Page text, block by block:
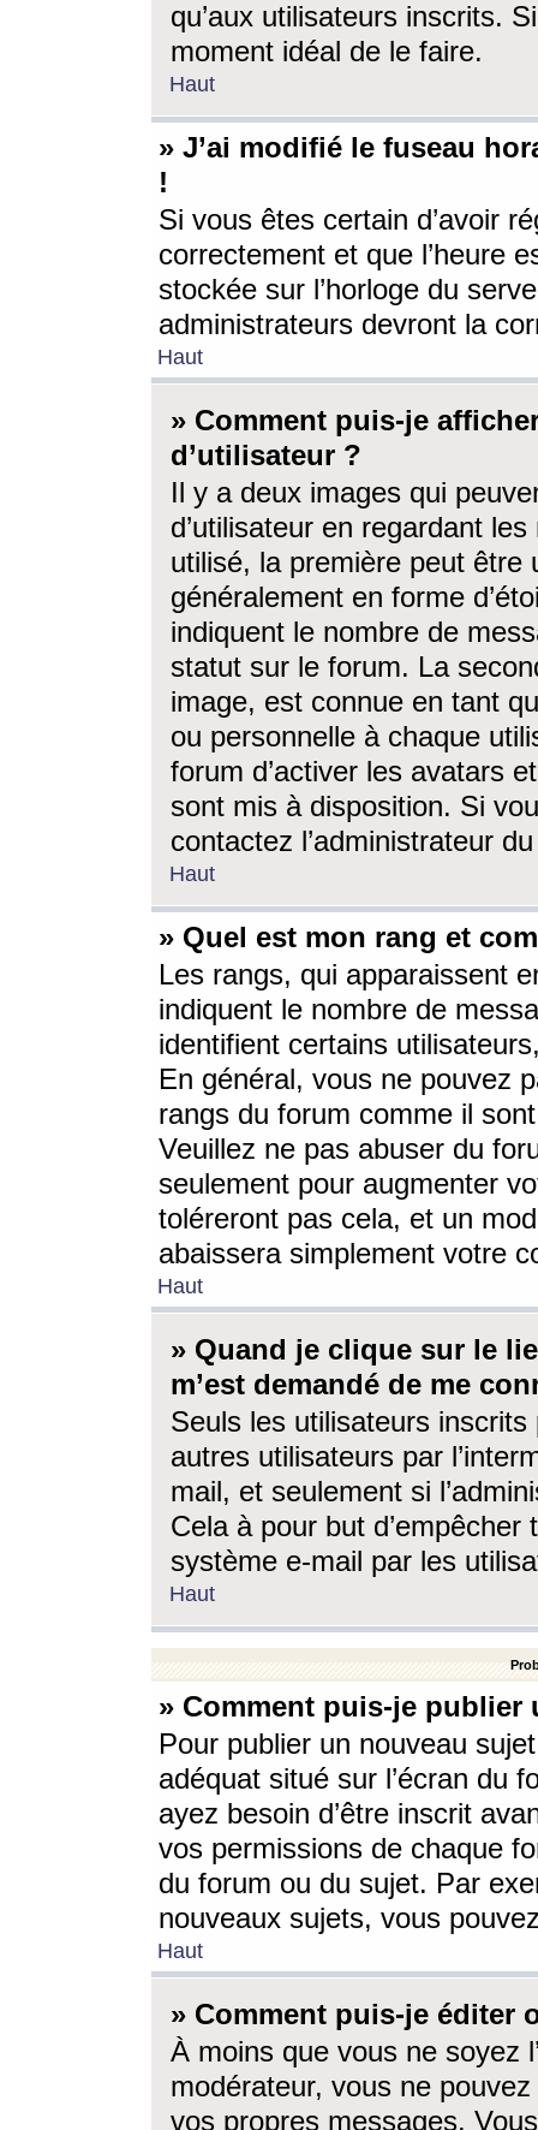
qu’aux utilisateurs inscrits.
moment idéal de le faire.
Haut
» J’ai modifié le fuseau
!
Si vous êtes certain d’avoir
correctement et que l’heure
stockée sur l’horloge du
administrateurs devront la
Haut
» Comment puis-je
d’utilisateur ?
Il y a deux images qui
d’utilisateur en regardant
utilisé, la première peut être
généralement en forme
indiquent le nombre de
statut sur le forum. La
image, est connue en tant
ou personnelle à chaque
forum d’activer les avatars
sont mis à disposition. Si
contactez l’administrateur
Haut
» Quel est mon rang et
Les rangs, qui apparaissent
indiquent le nombre de
identifient certains
En général, vous ne pouvez
rangs du forum comme il
Veuillez ne pas abuser du
seulement pour augmenter
toléreront pas cela, et un
abaissera simplement votre
Haut
» Quand je clique sur le
m’est demandé de me
Seuls les utilisateurs
autres utilisateurs par
mail, et seulement si
Cela à pour but
système e-mail par les
Haut
» Comment puis-je
Pour publier un nouveau
adéquat situé sur l’écran du
ayez besoin d’être inscrit
vos permissions de chaque
du forum ou du sujet. Par
nouveaux sujets, vous
Haut
» Comment puis-je éditer
À moins que vous ne soyez
modérateur, vous ne
vos propres messages.